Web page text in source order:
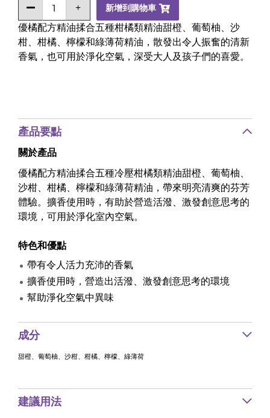
優橘配方精油揉合五種柑橘類精油甜橙、葡萄柚、沙
柑、柑橘、檸檬和綠薄荷精油，散發出令人振奮的清新
香氣，也可用於淨化空氣，深受大人及孩子們的喜愛。
新增到購物車
產品要點
關於產品
優橘配方精油揉合五種冷壓柑橘類精油甜橙、葡萄柚、
沙柑、柑橘、檸檬和綠薄荷精油，帶來明亮清爽的芬芳
體驗。擴香使用時，有助於營造活潑、激發創意思考的
環境，可用於淨化室內空氣。
特色和優點
帶有令人活力充沛的香氣
擴香使用時，營造出活潑、激發創意思考的環境
幫助淨化空氣中異味
成分
甜橙、葡萄柚、沙柑、柑橘、檸檬、綠薄荷
建議用法